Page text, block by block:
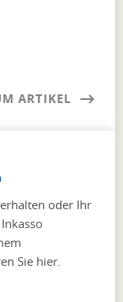
ARTIKEL
oder Ihr
Sie hier.